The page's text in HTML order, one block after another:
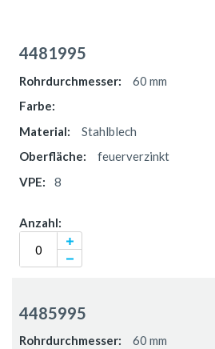
Artikel
4481995
60 mm
Stahlblech
feuerverzinkt
8
4485995
60 mm